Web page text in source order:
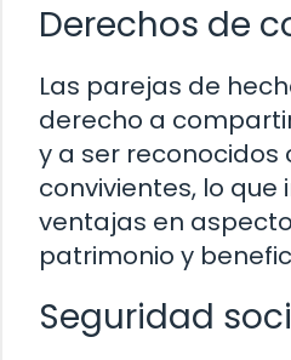
Derechos de
Las parejas de
derecho a
y a ser reconocidos
convivientes, lo que
ventajas en
patrimonio y
Seguridad